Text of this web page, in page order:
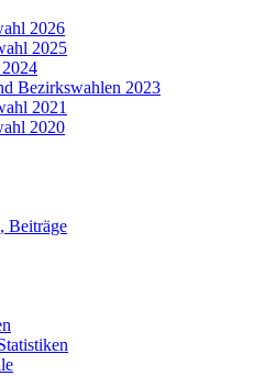
2026
2025
Bezirkswahlen 2023
2021
2020
Beiträge